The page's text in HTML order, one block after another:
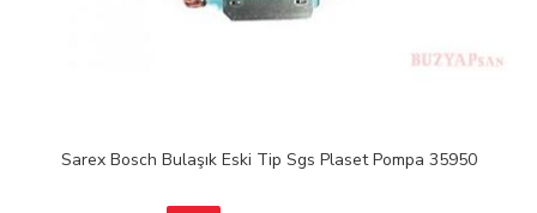
Sarex Bosch Bulaşık Eski Tip Sgs Plaset Pompa 35950